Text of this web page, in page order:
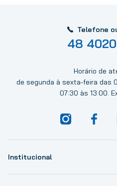
Telefone
48
Horário de
de segunda à sexta-feira das
07:30 às 13:00.
Institucional